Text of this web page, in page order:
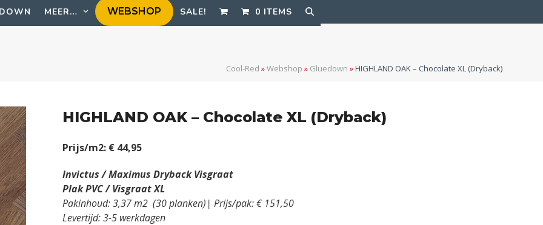
MEER… WEBSHOP SALE! 0 ITEMS
Cool-Red »Webshop » Gluedown »HIGHLAND OAK – Chocolate XL (Dryback)
HIGHLAND OAK – Chocolate XL (Dryback)
Prijs/m2: € 44,95
Invictus / Maximus Dryback Visgraat
Plak PVC / Visgraat XL
Pakinhoud: 3,37 m2 (30 planken)| Prijs/pak: € 151,50
Levertijd: 3-5 werkdagen